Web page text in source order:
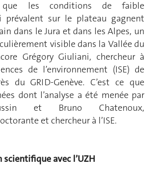
que les conditions de faible
prévalent sur le plateau gagnent
dans le Jura et dans les Alpes, un
visible dans la Vallée du
Grégory Giuliani, chercheur à
de l’environnement (ISE) de
du GRID-Genève. C’est ce que
dont l’analyse a été menée par
et Bruno Chatenoux,
et chercheur à l’ISE.
avec l’UZH